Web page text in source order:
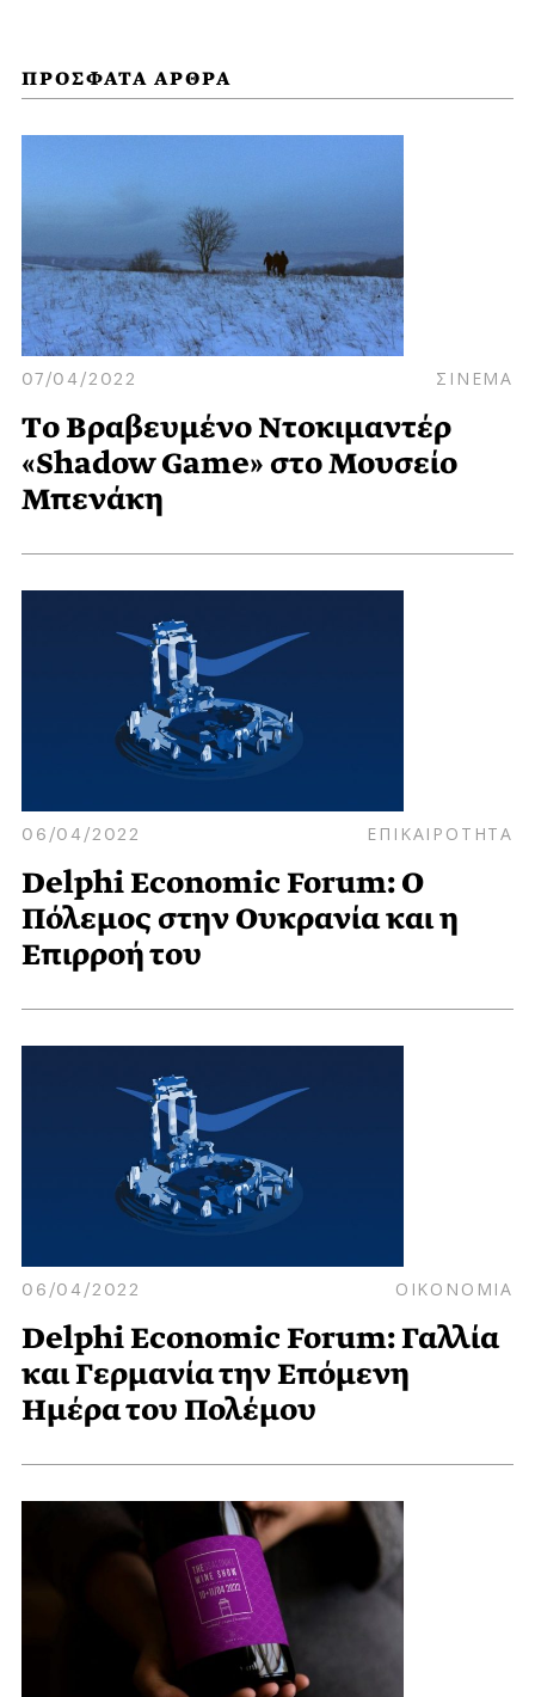
ΠΡΟΣΦΑΤΑ ΑΡΘΡΑ
07/04/2022 ΣΙΝΕΜΑ
Tο Bραβευμένο Nτοκιμαντέρ
«Shadow Game» στο Μουσείο
Μπενάκη
06/04/2022 ΕΠΙΚΑΙΡΟΤΗΤΑ
Delphi Economic Forum: Ο
Πόλεμος στην Ουκρανία και η
Επιρροή του
06/04/2022 ΟΙΚΟΝΟΜΙΑ
Delphi Economic Forum: Γαλλία
και Γερμανία την Επόμενη
Ημέρα του Πολέμου